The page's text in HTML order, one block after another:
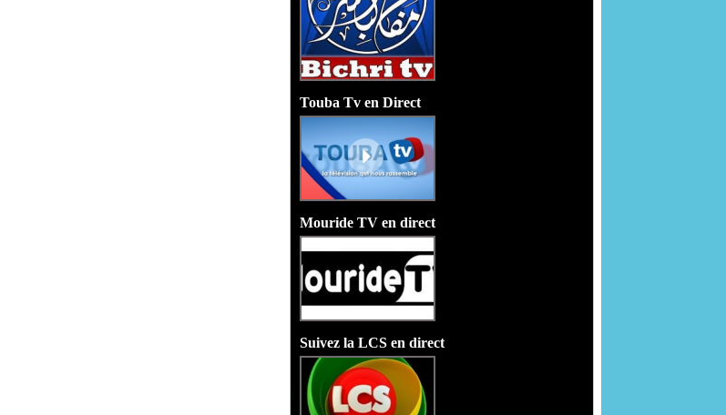
Touba Tv en Direct
Mouride TV en direct
Suivez la LCS en direct